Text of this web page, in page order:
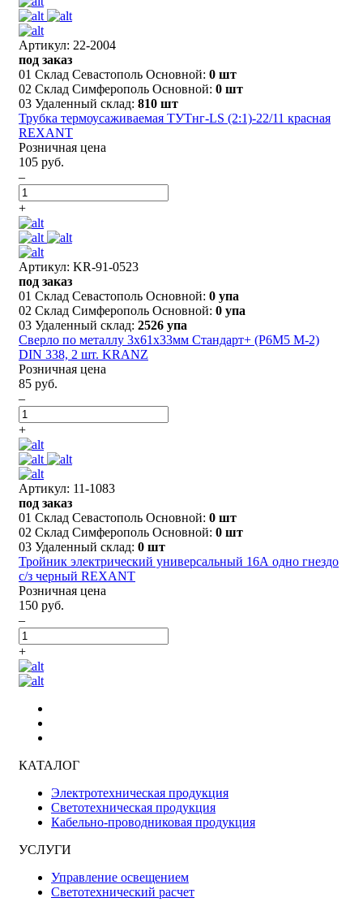
Артикул: 22-2004
под заказ
01 Склад Севастополь Основной: 0 шт
02 Склад Симферополь Основной: 0 шт
03 Удаленный склад: 810 шт
Трубка термоусаживаемая ТУТнг-LS (2:1)-22/11 красная
REXANT
Розничная цена
105 руб.
–
+
Артикул: KR-91-0523
под заказ
01 Склад Севастополь Основной: 0 упа
02 Склад Симферополь Основной: 0 упа
03 Удаленный склад: 2526 упа
Сверло по металлу 3х61х33мм Стандарт+ (P6M5 M-2)
DIN 338, 2 шт. KRANZ
Розничная цена
85 руб.
–
+
Артикул: 11-1083
под заказ
01 Склад Севастополь Основной: 0 шт
02 Склад Симферополь Основной: 0 шт
03 Удаленный склад: 0 шт
Тройник электрический универсальный 16А одно гнездо
с/з черный REXANT
Розничная цена
150 руб.
–
+
КАТАЛОГ
Электротехническая продукция
Светотехническая продукция
Кабельно-проводниковая продукция
УСЛУГИ
Управление освещением
Светотехнический расчет